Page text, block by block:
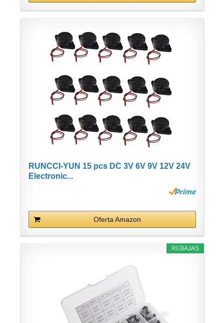
RUNCCI-YUN 15 pcs DC 3V 6V 9V 12V 24V
Electronic...
Oferta Amazon
REBAJAS